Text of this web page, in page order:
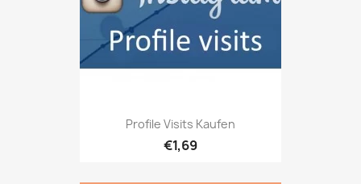
Profile Visits Kaufen
€1,69